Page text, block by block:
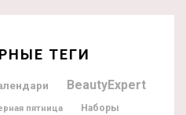
ТЕГИ
BeautyExpert
пятница Наборы